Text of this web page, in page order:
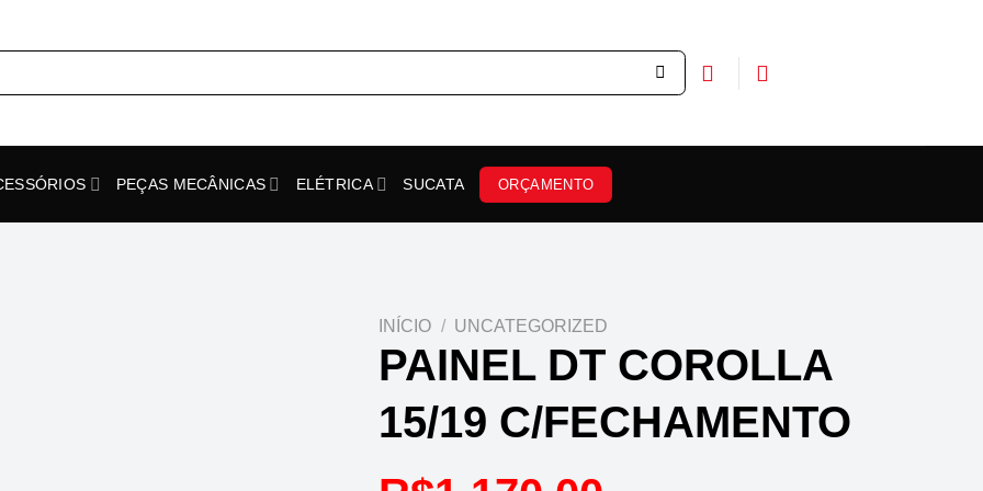
PEÇAS MECÂNICAS ELÉTRICA SUCATA ORÇAMENTO
INÍCIO / UNCATEGORIZED
PAINEL DT COROLLA
15/19 C/FECHAMENTO